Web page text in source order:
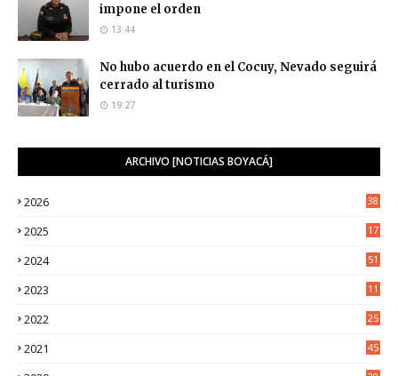
impone el orden
13:44
No hubo acuerdo en el Cocuy, Nevado seguirá
cerrado al turismo
19:27
ARCHIVO [NOTICIAS BOYACÁ]
2026 38
2025
17
2024 51
2023
11
2022
25
2021
45